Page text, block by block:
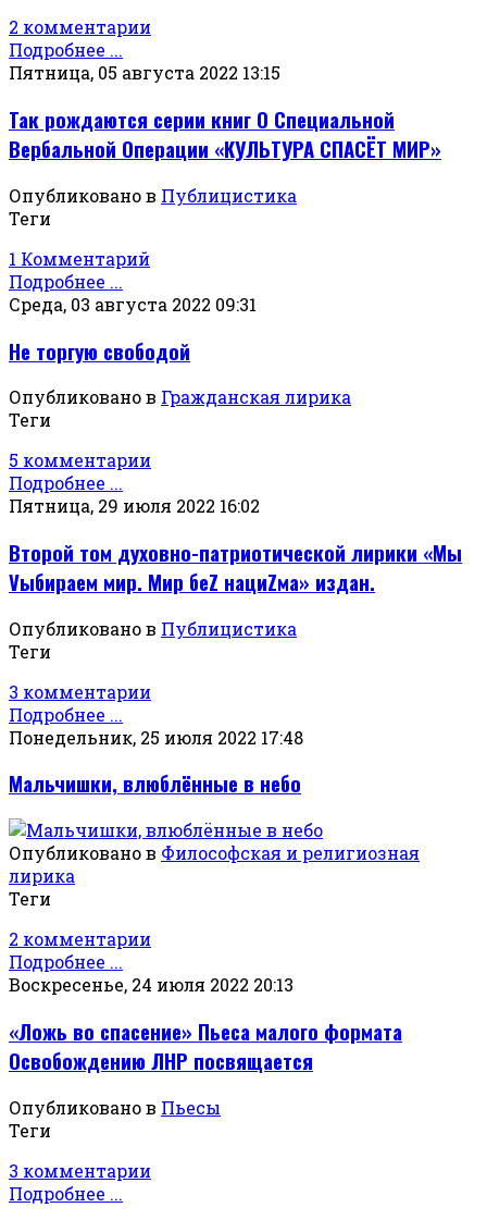
2 комментарии
Подробнее ...
Пятница, 05 августа 2022 13:15
Так рождаются серии книг О Специальной
Вербальной Операции «КУЛЬТУРА СПАСЁТ МИР»
Опубликовано в Публицистика
Теги
1 Комментарий
Подробнее ...
Среда, 03 августа 2022 09:31
Не торгую свободой
Опубликовано в Гражданская лирика
Теги
5 комментарии
Подробнее ...
Пятница, 29 июля 2022 16:02
Второй том духовно-патриотической лирики «Мы
Vыбираем мир. Мир беZ нациZма» издан.
Опубликовано в Публицистика
Теги
3 комментарии
Подробнее ...
Понедельник, 25 июля 2022 17:48
Мальчишки, влюблённые в небо
Опубликовано в Философская и религиозная
лирика
Теги
2 комментарии
Подробнее ...
Воскресенье, 24 июля 2022 20:13
«Ложь во спасение» Пьеса малого формата
Освобождению ЛНР посвящается
Опубликовано в Пьесы
Теги
3 комментарии
Подробнее ...